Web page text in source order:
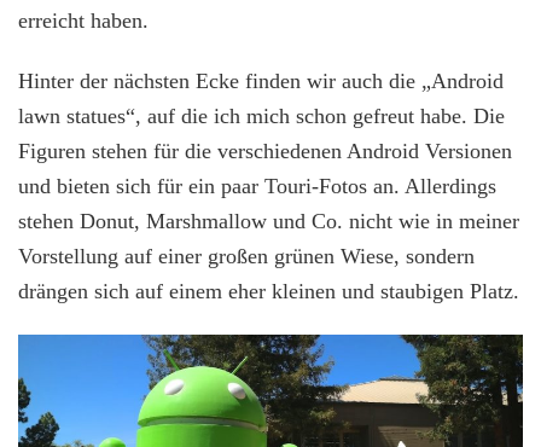
erreicht haben.
Hinter der nächsten Ecke finden wir auch die „Android
lawn statues“, auf die ich mich schon gefreut habe. Die
Figuren stehen für die verschiedenen Android Versionen
und bieten sich für ein paar Touri-Fotos an. Allerdings
stehen Donut, Marshmallow und Co. nicht wie in meiner
Vorstellung auf einer großen grünen Wiese, sondern
drängen sich auf einem eher kleinen und staubigen Platz.